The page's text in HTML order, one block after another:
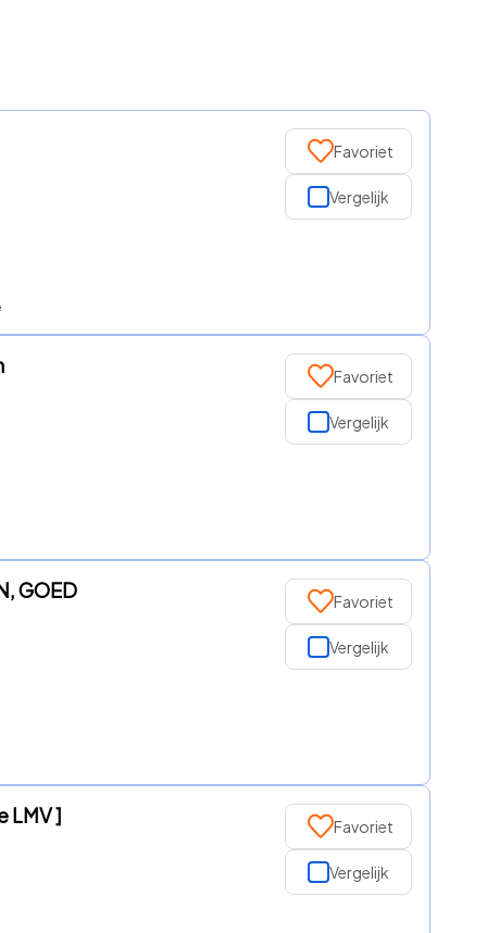
Favoriet
Vergelijk
Favoriet
Vergelijk
GOED Favoriet
Vergelijk
LMV ] Favoriet
Vergelijk